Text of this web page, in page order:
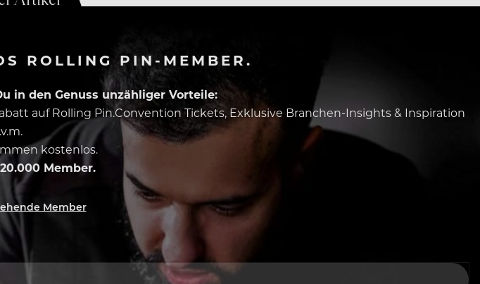
ROLLING PIN-MEMBER.
in den Genuss unzähliger Vorteile:
auf Rolling Pin.Convention Tickets, Exklusive Branchen-Insights & Inspiration
kostenlos.
Member.
Member